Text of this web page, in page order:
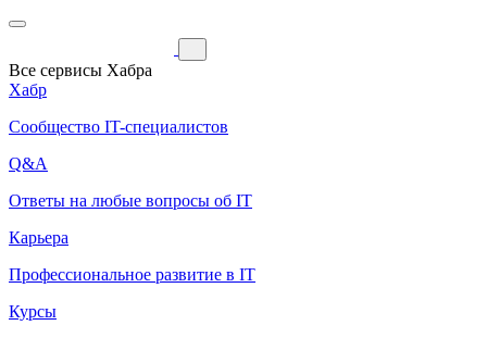
Все сервисы Хабра
Хабр
Сообщество IT-специалистов
Q&A
Ответы на любые вопросы об IT
Карьера
Профессиональное развитие в IT
Курсы